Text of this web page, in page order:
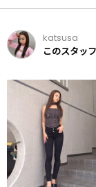
katsusa
このスタッ